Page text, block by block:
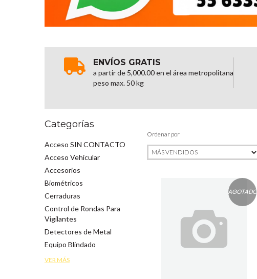
ENVÍOS GRATIS
a partir de 5,000.00 en el área metropolitana
peso max. 50 kg
Categorías
Acceso SIN CONTACTO
Acceso Vehicular
Accesorios
Biométricos
Cerraduras
Control de Rondas Para
Vigilantes
Detectores de Metal
Equipo Blindado
VER MÁS
Ordenar por
AGOTADO